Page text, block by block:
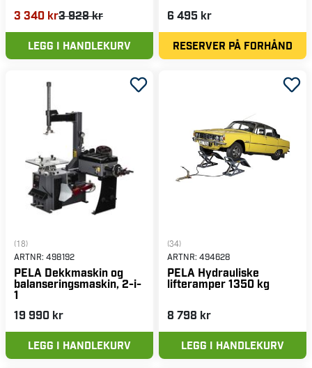
3 340 kr3 928 kr
LEGG I HANDLEKURV
6 495 kr
RESERVER PÅ FORHÅND
(18)
ARTNR: 498192
PELA Dekkmaskin og
balanseringsmaskin, 2-i-
1
19 990 kr
LEGG I HANDLEKURV
(34)
ARTNR: 494628
PELA Hydrauliske
lifteramper 1350 kg
8 798 kr
LEGG I HANDLEKURV